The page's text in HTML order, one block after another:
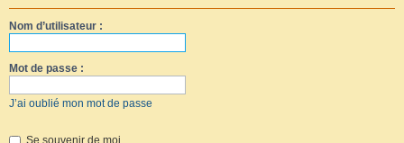
Nom d’utilisateur :
Mot de passe :
J’ai oublié mon mot de passe